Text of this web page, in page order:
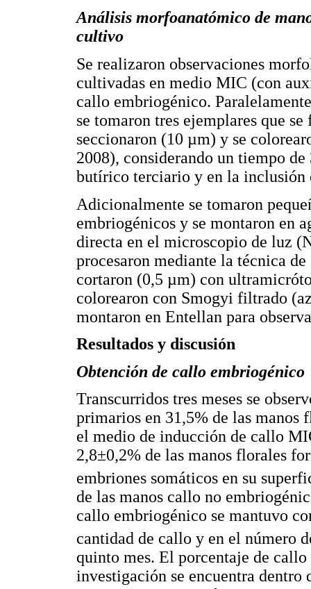
Análisis morfoanatómico de
cultivo
Se realizaron observaciones
cultivadas en medio MIC (con
callo embriogénico.
se tomaron tres ejemplares que
seccionaron (10 µm) y se
2008), considerando un tiempo
butírico terciario y en la inclusión
Adicionalmente se tomaron
embriogénicos y se montaron en
directa en el microscopio de luz
procesaron mediante la técnica
cortaron (0,5 µm) con
colorearon con Smogyi filtrado
montaron en Entellan para
Resultados y discusión
Obtención de callo embriogénico
Transcurridos tres meses se
primarios en 31,5% de las manos
el medio de inducción de callo
2,8±0,2% de las manos florales
embriones somáticos en su
de las manos callo no
callo embriogénico se mantuvo
cantidad de callo y en el número
quinto mes. El porcentaje de
investigación se encuentra